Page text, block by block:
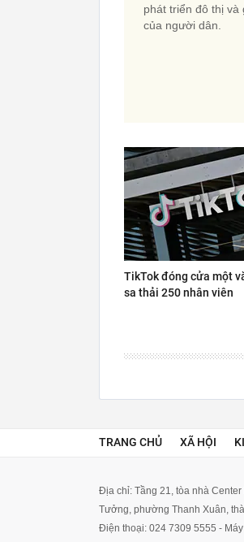
phát triển đô thị
của người dân.
TikTok đóng cửa một
sa thải 250 nhân viên
TRANG CHỦ XÃ HỘI
Địa chỉ: Tầng 21, tòa nhà
Tưởng, phường Thanh Xuân,
Điện thoại: 024 7309 5555 -